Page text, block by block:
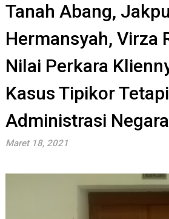
Tanah Abang,
Hermansyah, Virza
Nilai Perkara
Kasus Tipikor
Administrasi Negara
Maret 18, 2021